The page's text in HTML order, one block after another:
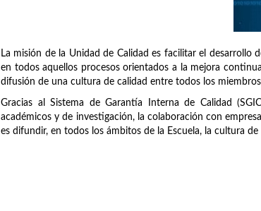
La misión de la Unidad de Calidad es facilitar el desarrollo
en todos aquellos procesos orientados a la mejora
difusión de una cultura de calidad entre todos los
Gracias al Sistema de Garantía Interna de Calidad
académicos y de investigación, la colaboración con
es difundir, en todos los ámbitos de la Escuela, la cultura